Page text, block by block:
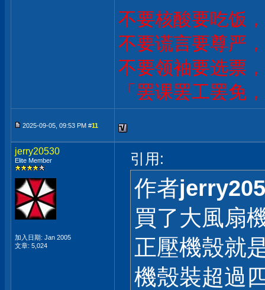
不要核酸要吃饭
不要谎言要尊严
不要领袖要选票
「罢课罢工罢免
2025-09-05, 09:53 PM #11
jerry20530
Elite Member
加入日期: Jan 2005
文章: 5,024
引用:
作者
買了大風扇
正壓機殼就
機殼裝超過